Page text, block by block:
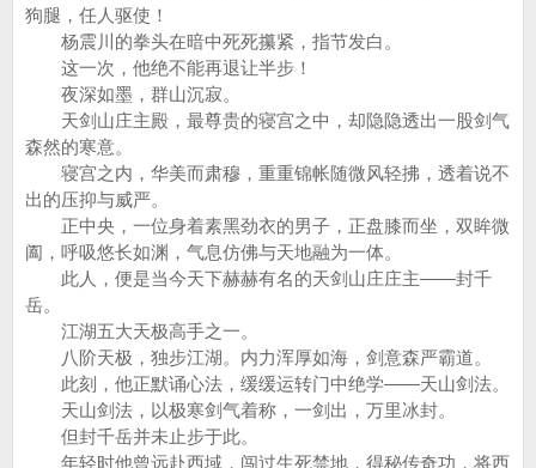
狗腿，任人驱使！
杨震川的拳头在暗中死死攥紧，指节发白。
这一次，他绝不能再退让半步！
夜深如墨，群山沉寂。
天剑山庄主殿，最尊贵的寝宫之中，却隐隐透出一股剑气
森然的寒意。
寝宫之内，华美而肃穆，重重锦帐随微风轻拂，透着说不
出的压抑与威严。
正中央，一位身着素黑劲衣的男子，正盘膝而坐，双眸微
阖，呼吸悠长如渊，气息仿佛与天地融为一体。
此人，便是当今天下赫赫有名的天剑山庄庄主——封千
岳。
江湖五大天极高手之一。
八阶天极，独步江湖。内力浑厚如海，剑意森严霸道。
此刻，他正默诵心法，缓缓运转门中绝学——天山剑法。
天山剑法，以极寒剑气着称，一剑出，万里冰封。
但封千岳并未止步于此。
年轻时他曾远赴西域，闯过生死禁地，得秘传奇功，将西